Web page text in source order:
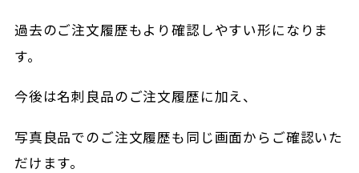
過去のご注文履歴もより確認しやすい形になりま
す。
今後は名刺良品のご注文履歴に加え、
写真良品でのご注文履歴も同じ画面からご確認いた
だけます。